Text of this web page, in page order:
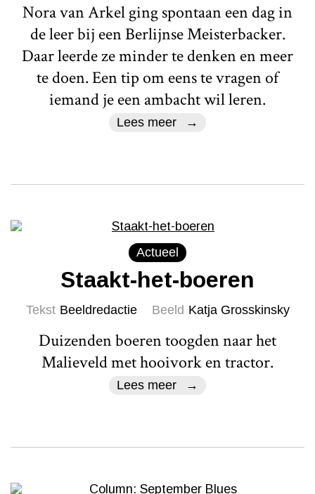
Nora van Arkel ging spontaan een dag in
de leer bij een Berlijnse Meisterbacker.
Daar leerde ze minder te denken en meer
te doen. Een tip om eens te vragen of
iemand je een ambacht wil leren.
Lees meer
Actueel
Staakt-het-boeren
Tekst Beeldredactie Beeld Katja Grosskinsky
Duizenden boeren toogden naar het
Malieveld met hooivork en tractor.
Lees meer